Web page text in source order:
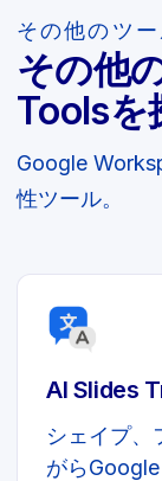
その他のツー
その他
Toolsを
Google
性ツール。
AI Slides
シェイプ、
がらGoogle